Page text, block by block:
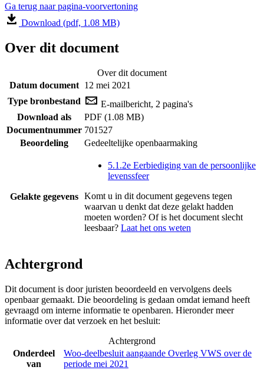
Ga terug naar pagina-voorvertoning
Download (pdf, 1.08 MB)
Over dit document
Over dit document
Datum document 12 mei 2021
Type bronbestand
E-mailbericht, 2 pagina's
Download als
PDF (1.08 MB)
Documentnummer 701527
Beoordeling
Gedeeltelijke openbaarmaking
Gelakte gegevens
5.1.2e Eerbiediging van de persoonlijke
levenssfeer
Komt u in dit document gegevens tegen
waarvan u denkt dat deze gelakt hadden
moeten worden? Of is het document slecht
leesbaar? Laat het ons weten
Achtergrond
Dit document is door juristen beoordeeld en vervolgens deels
openbaar gemaakt. Die beoordeling is gedaan omdat iemand heeft
gevraagd om interne informatie te openbaren. Hieronder meer
informatie over dat verzoek en het besluit:
Achtergrond
Onderdeel
van
Woo-deelbesluit aangaande Overleg VWS over de
periode mei 2021